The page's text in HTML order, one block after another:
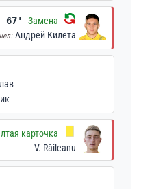
67' Замена
Андрей Килета
карточка
V. Răileanu